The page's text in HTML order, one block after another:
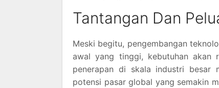
Tantangan Dan
Meski begitu, pengembangan
awal yang tinggi, kebutuhan akan
penerapan di skala industri besar
potensi pasar global yang semakin